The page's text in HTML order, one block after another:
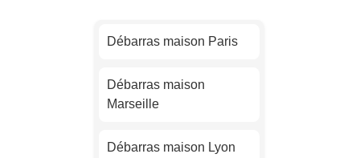
Débarras maison Paris
Débarras maison
Marseille
Débarras maison Lyon